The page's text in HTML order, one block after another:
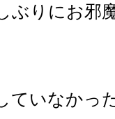
ぶりにお邪
ていなかっ